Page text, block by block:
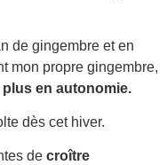
de gingembre et en
mon propre gingembre,
en autonomie.
dès cet hiver.
de croître